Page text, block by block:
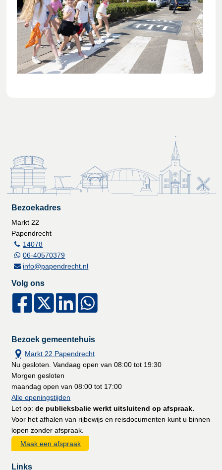
Bezoekadres
Markt 22
Papendrecht
14078
06-40570379
info@papendrecht.nl
Volg ons
Bezoek gemeentehuis
Markt 22 Papendrecht
Nu gesloten. Vandaag open van 08:00 tot 19:30
Morgen gesloten
maandag open van 08:00 tot 17:00
Alle openingstijden
Let op:de publieksbalie werkt uitsluitend op afspraak.
Voor het afhalen van rijbewijs en reisdocumenten kunt u binnen
lopen zonder afspraak.
Maak een afspraak
Links